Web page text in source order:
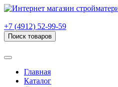
+7 (4912) 52-99-59
Поиск товаров
Главная
Каталог